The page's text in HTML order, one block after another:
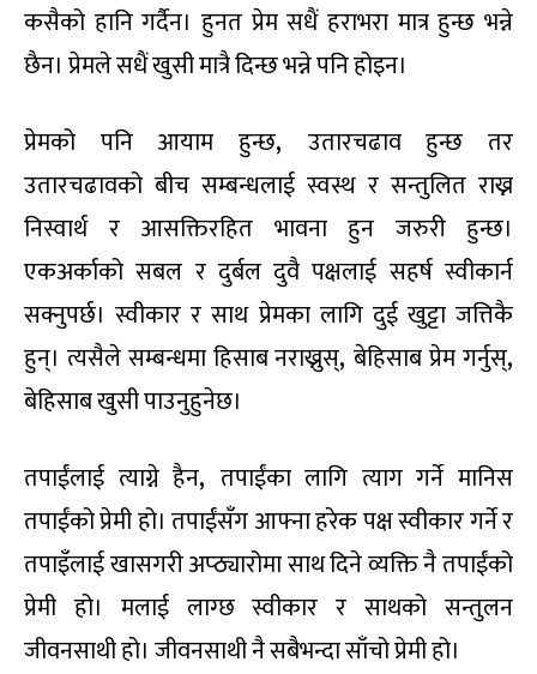
कसैको हानि गर्दैन। हुनत प्रेम सधैं हराभरा मात्र हुन्छ भन्ने
छैन। प्रेमले सधैं खुसी मात्रै दिन्छ भन्ने पनि होइन।
प्रेमको पनि आयाम हुन्छ, उतारचढाव हुन्छ तर
उतारचढावको बीच सम्बन्धलाई स्वस्थ र सन्तुलित राख्न
निस्वार्थ र आसक्तिरहित भावना हुन जरुरी हुन्छ।
एकअर्काको सबल र दुर्बल दुवै पक्षलाई सहर्ष स्वीकार्न
सक्नुपर्छ। स्वीकार र साथ प्रेमका लागि दुई खुट्टा जत्तिकै
हुन्। त्यसैले सम्बन्धमा हिसाब नराख्नुस्,बेहिसाब प्रेम गर्नुस्,
बेहिसाब खुसी पाउनुहुनेछ।
तपाईंलाई त्याग्ने हैन, तपाईंका लागि त्याग गर्ने मानिस
तपाईंको प्रेमी हो। तपाईंसँग आफ्ना हरेक पक्ष स्वीकार गर्ने र
तपाइँलाई खासगरी अप्ठ्यारोमा साथ दिने व्यक्ति नै तपाईंको
प्रेमी हो। मलाई लाग्छ स्वीकार र साथको सन्तुलन
जीवनसाथी हो। जीवनसाथी नै सबैभन्दा साँचो प्रेमी हो।